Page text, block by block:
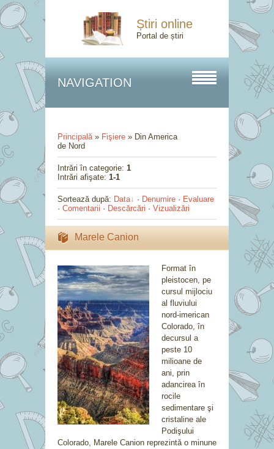
Știri online
Portal de știri
NAVIGATION
Principală» Fişiere » Din America
de Nord
Intrări în categorie: 1
Intrări afişate: 1-1
Sortează după: Data · Denumire · Evaluare
· Comentarii · Descărcări · Vizualizări
Marele Canion
Format în
pleistocen, pe
cursul mijlociu
al fluviului
nord-imerican
Colorado, în
decursul a
peste 10
milioane de
ani, prin
adancirea în
rocile
sedimentare şi
cristaline ale
Podişului
Colorado, Marele Canion reprezintă o minune